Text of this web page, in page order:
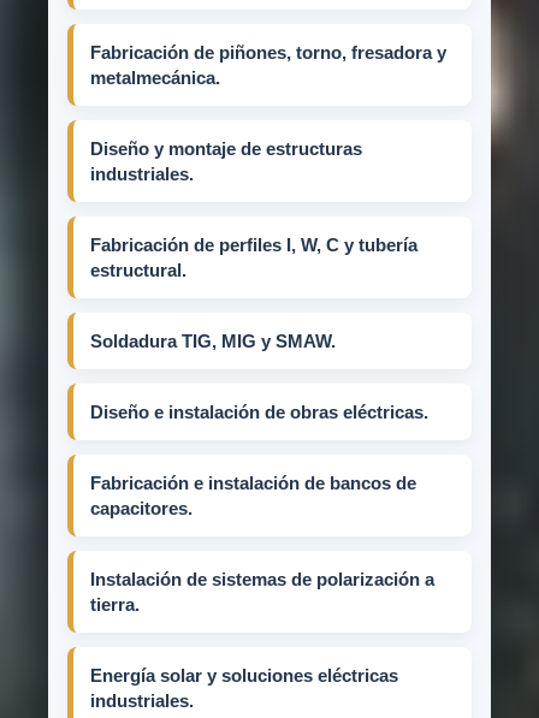
Fabricación de piñones, torno, fresadora y
metalmecánica.
Diseño y montaje de estructuras
industriales.
Fabricación de perfiles I, W, C y tubería
estructural.
Soldadura TIG, MIG y SMAW.
Diseño e instalación de obras eléctricas.
Fabricación e instalación de bancos de
capacitores.
Instalación de sistemas de polarización a
tierra.
Energía solar y soluciones eléctricas
industriales.